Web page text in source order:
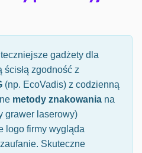
gadżety dla
ścisłą zgodność z
(np. EcoVadis) z codzienną
metody znakowania na
grawer laserowy)
logo firmy wygląda
Skuteczne